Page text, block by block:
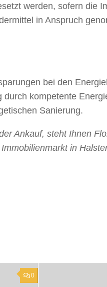
werden, sofern die
in Anspruch
bei den
kompetente
Sanierung.
Ankauf, steht Ihnen
in
0